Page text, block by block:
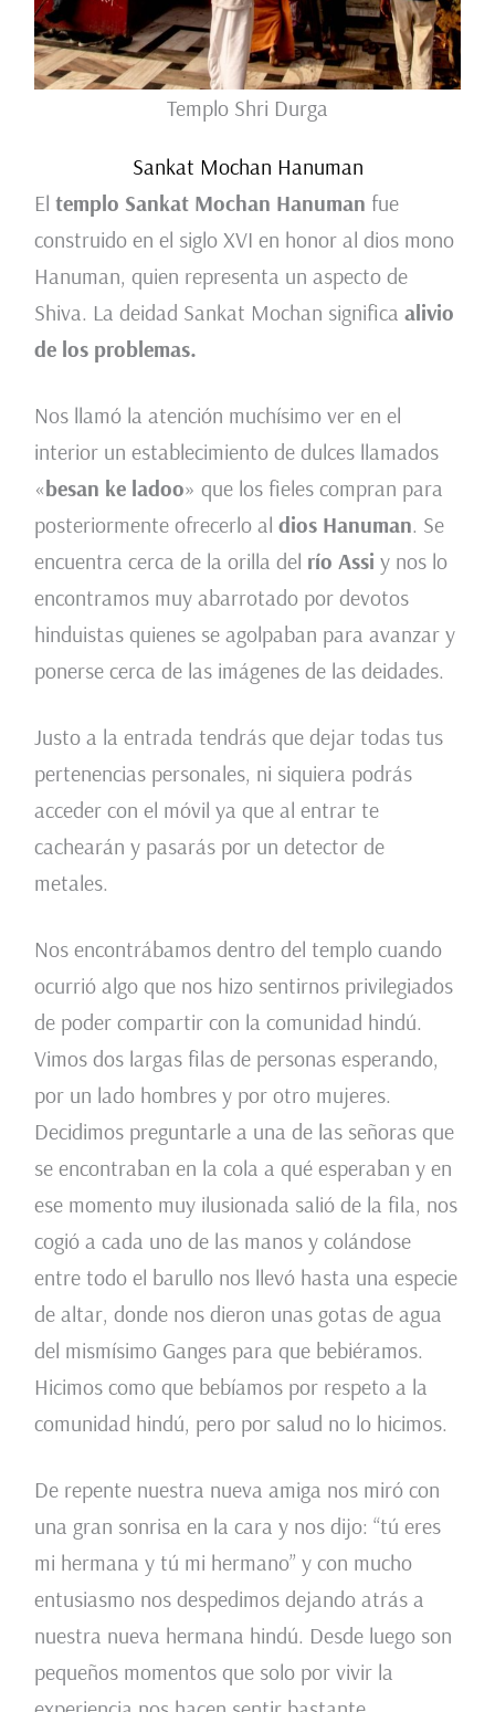
Templo Shri Durga
Sankat Mochan Hanuman
El templo Sankat Mochan Hanuman fue
construido en el siglo XVI en honor al dios mono
Hanuman, quien representa un aspecto de
Shiva. La deidad Sankat Mochan significa alivio
de los problemas.
Nos llamó la atención muchísimo ver en el
interior un establecimiento de dulces llamados
«besan ke ladoo» que los fieles compran para
posteriormente ofrecerlo al dios Hanuman. Se
encuentra cerca de la orilla del río Assi y nos lo
encontramos muy abarrotado por devotos
hinduistas quienes se agolpaban para avanzar y
ponerse cerca de las imágenes de las deidades.
Justo a la entrada tendrás que dejar todas tus
pertenencias personales, ni siquiera podrás
acceder con el móvil ya que al entrar te
cachearán y pasarás por un detector de
metales.
Nos encontrábamos dentro del templo cuando
ocurrió algo que nos hizo sentirnos privilegiados
de poder compartir con la comunidad hindú.
Vimos dos largas filas de personas esperando,
por un lado hombres y por otro mujeres.
Decidimos preguntarle a una de las señoras que
se encontraban en la cola a qué esperaban y en
ese momento muy ilusionada salió de la fila, nos
cogió a cada uno de las manos y colándose
entre todo el barullo nos llevó hasta una especie
de altar, donde nos dieron unas gotas de agua
del mismísimo Ganges para que bebiéramos.
Hicimos como que bebíamos por respeto a la
comunidad hindú, pero por salud no lo hicimos.
De repente nuestra nueva amiga nos miró con
una gran sonrisa en la cara y nos dijo: “tú eres
mi hermana y tú mi hermano” y con mucho
entusiasmo nos despedimos dejando atrás a
nuestra nueva hermana hindú. Desde luego son
pequeños momentos que solo por vivir la